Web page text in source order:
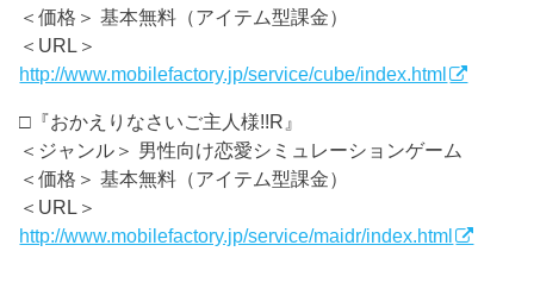
＜価格＞ 基本無料（アイテム型課金）
＜URL＞
http://www.mobilefactory.jp/service/cube/index.html
□『おかえりなさいご主人様!!R』
＜ジャンル＞ 男性向け恋愛シミュレーションゲーム
＜価格＞ 基本無料（アイテム型課金）
＜URL＞
http://www.mobilefactory.jp/service/maidr/index.html